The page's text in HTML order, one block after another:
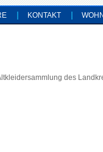
KONTAKT
des